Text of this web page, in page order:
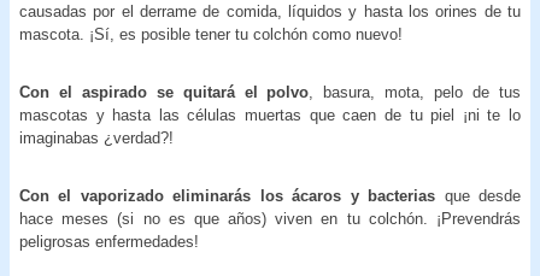
causadas por el derrame de comida, líquidos y hasta los orines de tu
mascota. ¡Sí, es posible tener tu colchón como nuevo!
Con el aspirado se quitará el polvo , basura, mota, pelo de tus
mascotas y hasta las células muertas que caen de tu piel ¡ni te lo
imaginabas ¿verdad?!
Con el vaporizado eliminarás los ácaros y bacterias que desde
hace meses (si no es que años) viven en tu colchón. ¡Prevendrás
peligrosas enfermedades!